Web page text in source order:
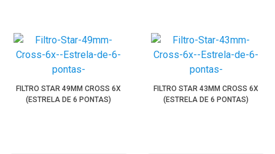
FILTRO STAR 49MM CROSS 6X
(ESTRELA DE 6 PONTAS)
FILTRO STAR 43MM CROSS 6X
(ESTRELA DE 6 PONTAS)